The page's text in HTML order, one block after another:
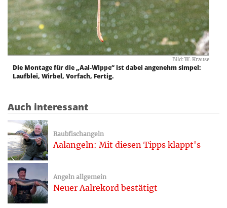
Bild: W. Krause
Die Montage für die „Aal-Wippe“ ist dabei angenehm simpel:
Laufblei, Wirbel, Vorfach, Fertig.
Auch interessant
Raubfischangeln
Aalangeln: Mit diesen Tipps klappt's
Angeln allgemein
Neuer Aalrekord bestätigt